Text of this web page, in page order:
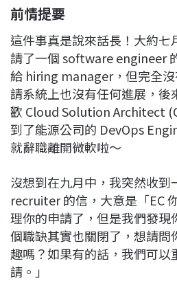
k
前情提要
這件事真是說來話長！大約七
請了一個 software engineer
給 hiring manager，但完全
請系統上也沒有任何進展，後
歡 Cloud Solution Architect
到了能源公司的 DevOps
就辭職離開微軟啦～
沒想到在九月中，我突然收到
recruiter 的信，大意是「EC
理你的申請了，但是我們發現
個職缺其實也關閉了，想請問
趣嗎？如果有的話，我們可以
請。」